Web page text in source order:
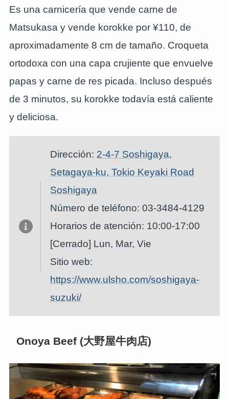
Es una carnicería que vende carne de
Matsukasa y vende korokke por ¥110, de
aproximadamente 8 cm de tamaño. Croqueta
ortodoxa con una capa crujiente que envuelve
papas y carne de res picada. Incluso después
de 3 minutos, su korokke todavía está caliente
y deliciosa.
Dirección: 2-4-7 Soshigaya,
Setagaya-ku, Tokio Keyaki Road
Soshigaya
Número de teléfono: 03-3484-4129
Horarios de atención: 10:00-17:00
[Cerrado] Lun, Mar, Vie
Sitio web:
https://www.ulsho.com/soshigaya-
suzuki/
Onoya Beef (大野屋牛肉店)